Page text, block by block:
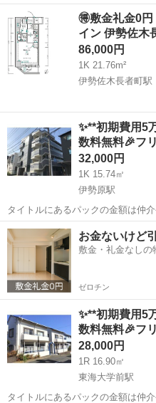
ります。 公式LINEで相談、最新の空室状況や内見のご予約、物件のご
提案など全てが可能です✨ ✅気になったらお気に入りボタン→☆ ✅引
っ越し...
神奈川 相模原市 相模原駅
🉐敷金礼金0
イン 伊勢佐木
86,000円
1K 21.76m²
伊勢佐木長者町駅
伊勢佐木長者
✨**初期費用5
数料無料🎉フ
32,000円
1K 15.74㎡
伊勢原駅
タイトルにあるパックの金額は仲
ります。 公式LINEで相談、最新の空室状況や内見のご予約、物件のご
提案など全てが可能です✨ ✅気になったらお気に入りボタン→☆ ✅引
神奈川 伊勢原市 伊勢原駅
お金ないけど
敷金・礼金なしの
ゼロチン
✨**初期費用5
数料無料🎉フ
28,000円
1R 16.90㎡
東海大学前駅
タイトルにあるパックの金額は仲